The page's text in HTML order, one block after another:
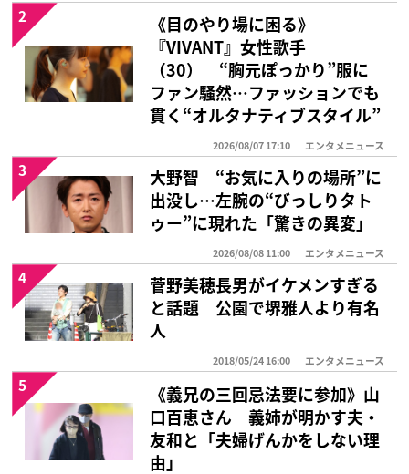
《目のやり場に困る》
『VIVANT』女性歌手
（30） “胸元ぽっかり”服に
ファン騒然…ファッションでも
貫く“オルタナティブスタイル”
2026/08/07 17:10 エンタメニュース
2
大野智 “お気に入りの場所”に
出没し…左腕の“びっしりタト
ゥー”に現れた「驚きの異変」
2026/08/08 11:00 エンタメニュース
3
菅野美穂長男がイケメンすぎる
と話題 公園で堺雅人より有名
人
2018/05/24 16:00 エンタメニュース
4
《義兄の三回忌法要に参加》山
口百恵さん 義姉が明かす夫・
友和と「夫婦げんかをしない理
由」
5